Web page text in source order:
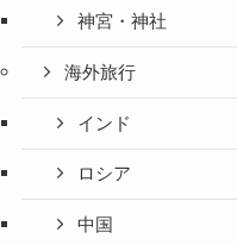
神宮・神社
海外旅行
インド
ロシア
中国